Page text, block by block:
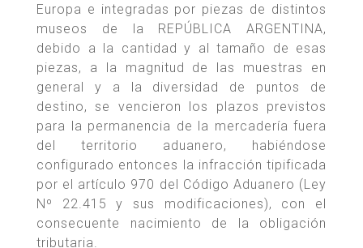
Europa e integradas por piezas de distintos
museos de la REPÚBLICA ARGENTINA,
debido a la cantidad y al tamaño de esas
piezas, a la magnitud de las muestras en
general y a la diversidad de puntos de
destino, se vencieron los plazos previstos
para la permanencia de la mercadería fuera
del territorio aduanero, habiéndose
configurado entonces la infracción tipificada
por el artículo 970 del Código Aduanero (Ley
Nº 22.415 y sus modificaciones), con el
consecuente nacimiento de la obligación
tributaria.